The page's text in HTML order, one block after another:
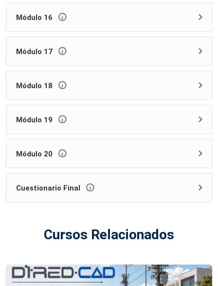
Módulo 16
Módulo 17
Módulo 18
Módulo 19
Módulo 20
Cuestionario Final
Cursos Relacionados